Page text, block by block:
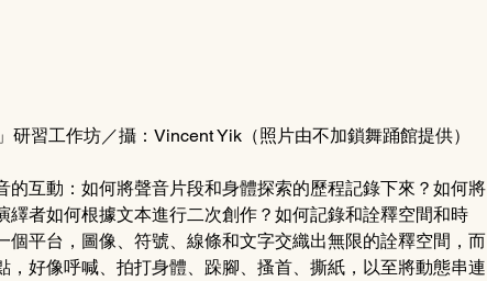
研習工作坊／攝：Vincent Yik（照片由不加鎖舞踊館提供）
互動：如何將聲音片段和身體探索的歷程記錄下來？如何將
者如何根據文本進行二次創作？如何記錄和詮釋空間和時
個平台，圖像、符號、線條和文字交織出無限的詮釋空間，而
好像呼喊、拍打身體、跺腳、搔首、撕紙，以至將動態串連